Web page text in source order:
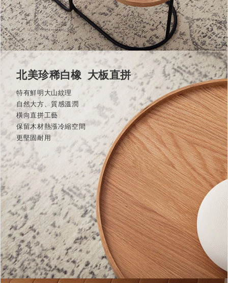
北美珍稀白橡 大板直拼
特有鮮明大山紋理
自然大方、質感溫潤
橫向直拼工藝
保留木材熱漲冷縮空間
更堅固耐用